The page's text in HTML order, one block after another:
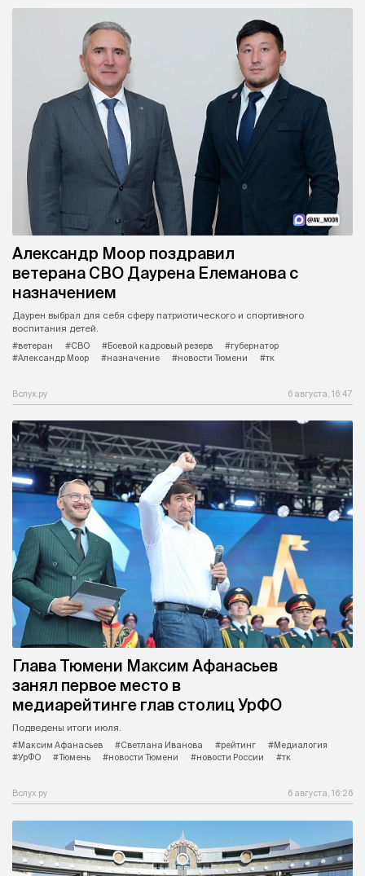
Александр Моор поздравил
ветерана СВО Даурена Елеманова с
назначением
Даурен выбрал для себя сферу патриотического и спортивного
воспитания детей.
#ветеран
#СВО #Боевой кадровый резерв
#губернатор
#Александр Моор
#назначение #новости Тюмени #тк
Вслух.ру 6 августа, 16:47
Глава Тюмени Максим Афанасьев
занял первое место в
медиарейтинге глав столиц УрФО
Подведены итоги июля.
#Максим Афанасьев
#Светлана Иванова #рейтинг
#Медиалогия
#УрФО
#Тюмень #новости Тюмени #новости России #тк
Вслух.ру 6 августа, 16:26